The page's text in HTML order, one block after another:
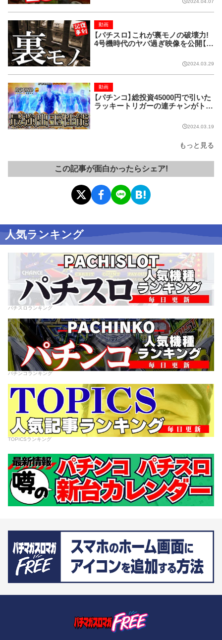
【パチスロ】これが裏モノの破壊力!
4号機時代のヤバ過ぎ映像を公開【F
動画
2024.03.29
【パチンコ】総投資45000円で引いた
ラッキートリガーの連チャンがトン
動画
2024.03.19
もっと見る
この記事が面白かったらシェア!
人気ランキング
パチスロランキング
パチンコランキング
TOPICSランキング